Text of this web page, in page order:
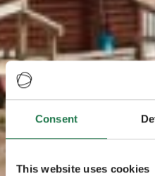
Consent
This website uses cookies